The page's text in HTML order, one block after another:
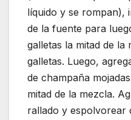
líquido y se rompan),
de la fuente para
galletas la mitad de la
galletas. Luego,
de champaña
mitad de la mezcla.
rallado y espolvorear